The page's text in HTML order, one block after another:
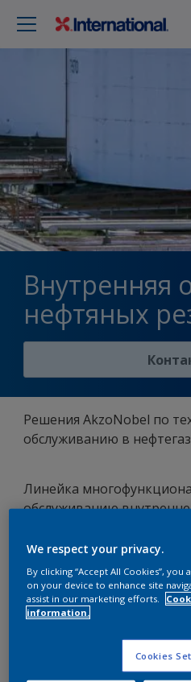
Внутренняя
нефтяных
Решения AkzoNobel по
обслуживанию в
Линейка
обслуживанию
У AkzoNobel есть
работы с внутренней
резервуаров
предприятий мира с
Решения по
облицовки
We respect your privacy.
By clicking “Accept All Cookies”,
on your device to enhance site
assist in our marketing efforts.
information.
Cookies